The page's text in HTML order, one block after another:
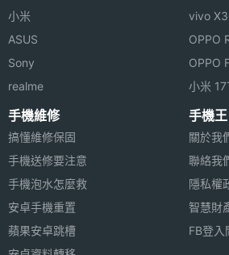
Palm Phone 預計
台灣上市，以上規格僅
機王隨時補充最新資
※本文為 SOGI 手機王版權所有，未經授權
主螢幕
主螢幕
觸控
相機規格
小米
ASUS
Sony
realme
vivo
OPPO
OPPO
小米
手機維修
搞懂維修保固
手機送修要注意
手機泡水怎麼救
安卓手機重置
蘋果安卓跳槽
手機王
關於我
聯絡我
隱私權
智慧財
FB登入